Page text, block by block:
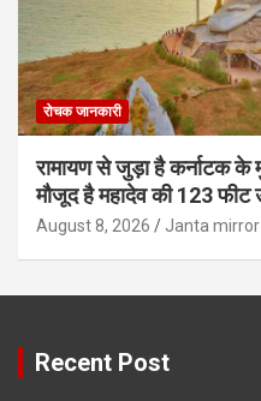
रोचक जानकारी
रामायण से जुड़ा है कर्नाटक के
मौजूद है महादेव की 123 फीट
August 8, 2026 Janta mirror
Recent Post